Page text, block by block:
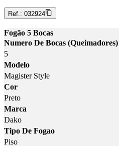
Ref.: 032924
Fogão 5 Bocas
Numero De Bocas (Queimadores)
5
Modelo
Magister Style
Cor
Preto
Marca
Dako
Tipo De Fogao
Piso